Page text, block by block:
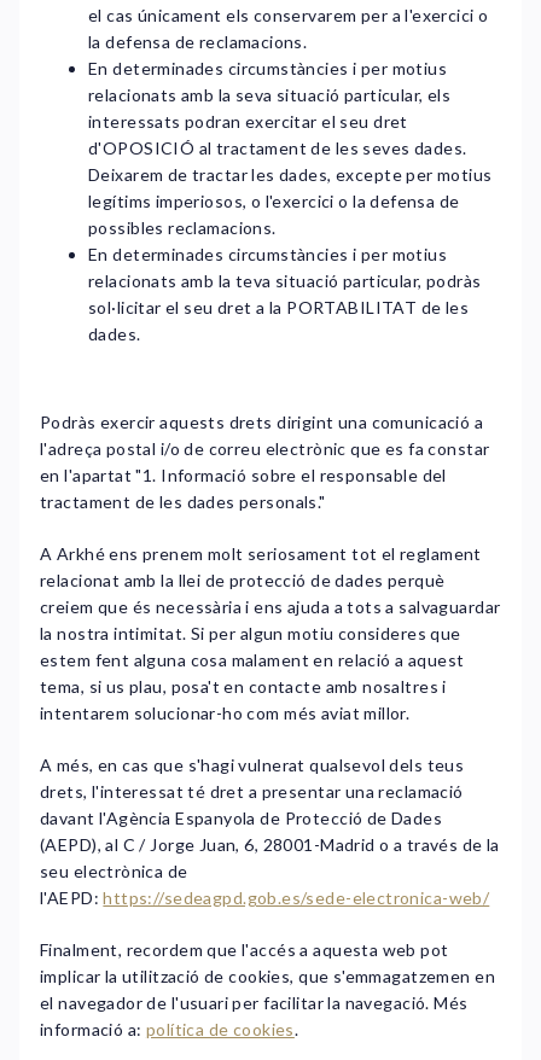
el cas únicament els conservarem per a l'exercici o
la defensa de reclamacions.
En determinades circumstàncies i per motius
relacionats amb la seva situació particular, els
interessats podran exercitar el seu dret
d'OPOSICIÓ al tractament de les seves dades.
Deixarem de tractar les dades, excepte per motius
legítims imperiosos, o l'exercici o la defensa de
possibles reclamacions.
En determinades circumstàncies i per motius
relacionats amb la teva situació particular, podràs
sol·licitar el seu dret a la PORTABILITAT de les
dades.
Podràs exercir aquests drets dirigint una comunicació a
l'adreça postal i/o de correu electrònic que es fa constar
en l'apartat "1. Informació sobre el responsable del
tractament de les dades personals."
A Arkhé ens prenem molt seriosament tot el reglament
relacionat amb la llei de protecció de dades perquè
creiem que és necessària i ens ajuda a tots a salvaguardar
la nostra intimitat. Si per algun motiu consideres que
estem fent alguna cosa malament en relació a aquest
tema, si us plau, posa't en contacte amb nosaltres i
intentarem solucionar-ho com més aviat millor.
A més, en cas que s'hagi vulnerat qualsevol dels teus
drets, l'interessat té dret a presentar una reclamació
davant l'Agència Espanyola de Protecció de Dades
(AEPD), al C / Jorge Juan, 6, 28001-Madrid o a través de la
seu electrònica de
l'AEPD:https://sedeagpd.gob.es/sede-electronica-web/
Finalment, recordem que l'accés a aquesta web pot
implicar la utilització de cookies, que s'emmagatzemen en
el navegador de l'usuari per facilitar la navegació. Més
informació a: política de cookies.